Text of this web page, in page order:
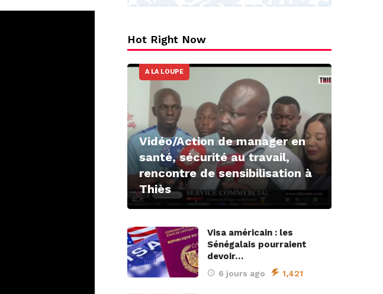
Hot Right Now
A LA LOUPE
Vidéo/Action de manager en
santé, sécurité au travail,
rencontre de sensibilisation à
Thiès
Visa américain : les
Sénégalais pourraient
devoir…
6 jours ago 1,421